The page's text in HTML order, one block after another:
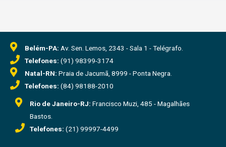
Belém-PA: Av. Sen. Lemos, 2343 - Sala 1 - Telégrafo.
Telefones: (91) 98399-3174
Natal-RN: Praia de Jacumã, 8999 - Ponta Negra.
Telefones: (84) 98188-2010
Rio de Janeiro-RJ: Francisco Muzi, 485 - Magalhães
Bastos.
Telefones: (21) 99997-4499